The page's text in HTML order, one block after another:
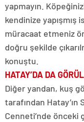
yapmayın.
kendinize yapışmış
müracaat etmeniz
doğru şekilde
konuştu.
HATAY’DA DA
Diğer yandan, kuş
tarafından
Cenneti’nde